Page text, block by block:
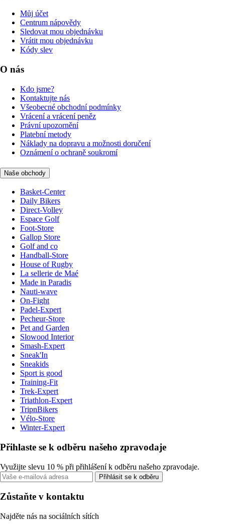
Můj účet
Centrum nápovědy
Sledovat mou objednávku
Vrátit mou objednávku
Kódy slev
O nás
Kdo jsme?
Kontaktujte nás
Všeobecné obchodní podmínky
Vrácení a vrácení peněz
Právní upozornění
Platební metody
Náklady na dopravu a možnosti doručení
Oznámení o ochraně soukromí
Naše obchody
Basket-Center
Daily Bikers
Direct-Volley
Espace Golf
Foot-Store
Gallop Store
Golf and co
Handball-Store
House of Rugby
La sellerie de Maé
Made in Paradis
Nauti-wave
On-Fight
Padel-Expert
Pecheur-Store
Pet and Garden
Slowood Interior
Smash-Expert
Sneak'In
Sneakids
Sport is good
Training-Fit
Trek-Expert
Triathlon-Expert
TripnBikers
Vélo-Store
Winter-Expert
Přihlaste se k odběru našeho zpravodaje
Využijte slevu 10 % při přihlášení k odběru našeho zpravodaje.
Přihlásit se k odběru
Zůstaňte v kontaktu
Najděte nás na sociálních sítích